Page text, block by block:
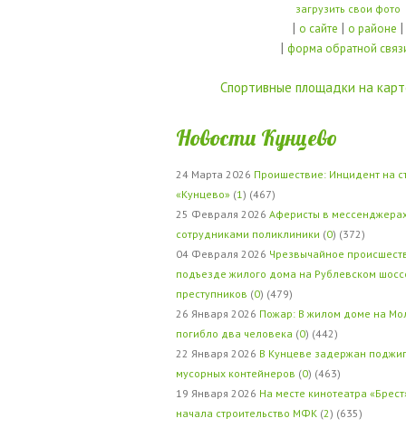
загрузить свои фото
| о сайте | о районе |
| форма обратной
Спортивные площадки на
Новости Кунцево
24 Марта 2026 Проишествие: Инцидент на
«Кунцево» (1 ) (467)
25 Февраля 2026 Аферисты в
сотрудниками поликлиники (0) (372)
04 Февраля 2026 Чрезвычайное
подъезде жилого дома на Рублевском
преступников (0) (479)
26 Января 2026 Пожар: В жилом доме на
погибло два человека (0) (442)
22 Января 2026 В Кунцеве задержан
мусорных контейнеров (0) (463)
19 Января 2026 На месте кинотеатра
начала строительство МФК (2) (635)